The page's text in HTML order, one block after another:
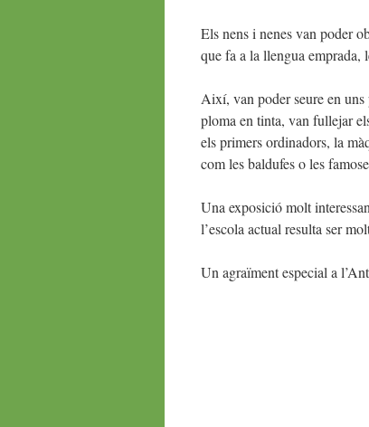
Els nens i nenes van poder
que fa a la llengua
Així, van poder seure en uns
ploma en tinta, van fullejar
els primers ordinadors, la
com les baldufes o les
Una exposició molt
l’escola actual resulta ser
Un agraïment especial a